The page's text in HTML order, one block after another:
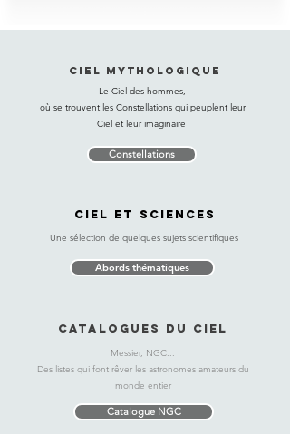
Ciel mythologique
Le Ciel des hommes,
où se trouvent les Constellations qui peuplent leur
Ciel et leur imaginaire
Constellations
CIEL et SCIENCES
Une sélection de quelques sujets scientifiques
Abords thématiques
CATALOGUES du CIEL
Messier, NGC...
Des listes qui font rêver les astronomes amateurs du
monde entier
Catalogue NGC